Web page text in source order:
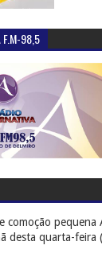
F.M-98,5
comoção pequena
desta quarta-feira